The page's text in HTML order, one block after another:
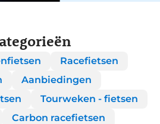
Racefietsen
Aanbiedingen
Tourweken - fietsen
Carbon racefietsen